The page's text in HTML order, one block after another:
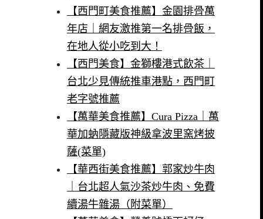
【西門町美食推薦】金園排骨萬
年店｜網友激推第一名排骨飯，
在地人從小吃到大！
【西門美食】金獅樓港式飲茶｜
台北少見傳統推車港點，西門町
老字號推薦
【萬華美食推薦】Cura Pizza｜萬
華加蚋隱藏版神級拿波里窯烤披
薩(菜單)
【華西街美食推薦】郭家炒牛肉
｜台北超人氣沙茶炒牛肉、免費
續湯牛雜湯（附菜單）